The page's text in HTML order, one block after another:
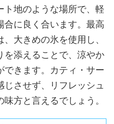
ト地のような場所で、軽
合に良く合います。最高
大きめの氷を使用し、
を添えることで、涼やか
できます。カティ・サー
させず、リフレッシュ
方と言えるでしょう。